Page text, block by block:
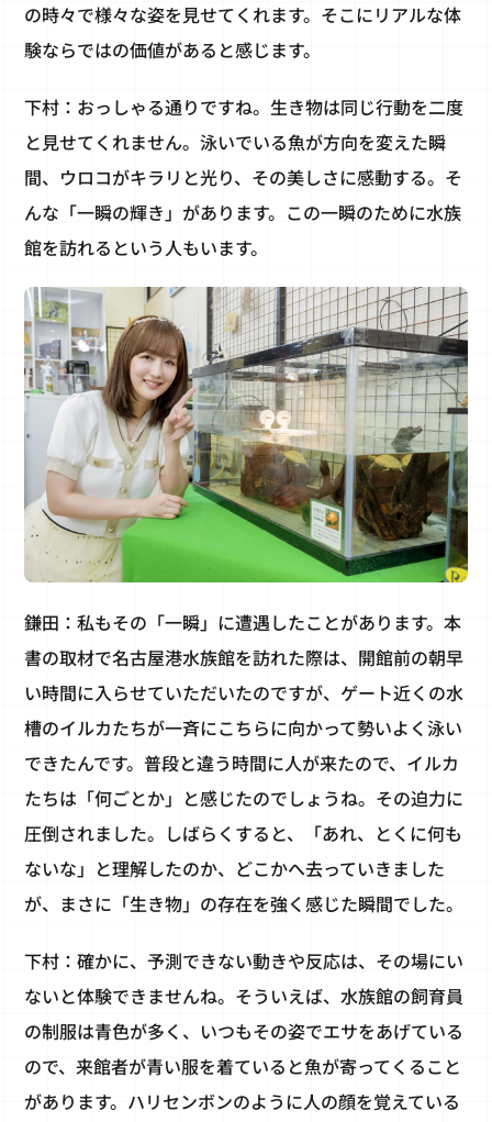
の時々で様々な姿を見せてくれます。そこにリアルな体
験ならではの価値があると感じます。
下村：おっしゃる通りですね。生き物は同じ行動を二度
と見せてくれません。泳いでいる魚が方向を変えた瞬
間、ウロコがキラリと光り、その美しさに感動する。そ
んな「一瞬の輝き」があります。この一瞬のために水族
館を訪れるという人もいます。
鎌田：私もその「一瞬」に遭遇したことがあります。本
書の取材で名古屋港水族館を訪れた際は、開館前の朝早
い時間に入らせていただいたのですが、ゲート近くの水
槽のイルカたちが一斉にこちらに向かって勢いよく泳い
できたんです。普段と違う時間に人が来たので、イルカ
たちは「何ごとか」と感じたのでしょうね。その迫力に
圧倒されました。しばらくすると、「あれ、とくに何も
ないな」と理解したのか、どこかへ去っていきました
が、まさに「生き物」の存在を強く感じた瞬間でした。
下村：確かに、予測できない動きや反応は、その場にい
ないと体験できませんね。そういえば、水族館の飼育員
の制服は青色が多く、いつもその姿でエサをあげている
ので、来館者が青い服を着ていると魚が寄ってくること
があります。ハリセンボンのように人の顔を覚えている